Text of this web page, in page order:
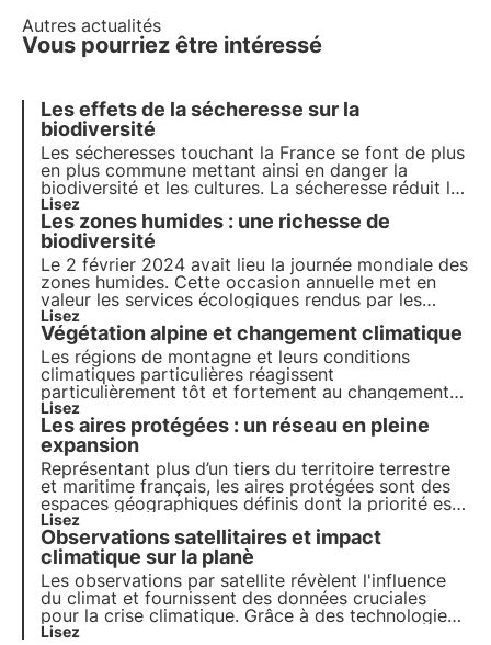
Autres actualités
Vous pourriez être intéressé
Les effets de la sécheresse sur la
biodiversité
Les sécheresses touchant la France se font de plus
en plus commune mettant ainsi en danger la
biodiversité et les cultures. La sécheresse réduit la
végétation et donc cela amène à moins de
ressource de nectar pour les pollinisateurs.
Lisez
Les zones humides : une richesse de
biodiversité
Le 2 février 2024 avait lieu la journée mondiale des
zones humides. Cette occasion annuelle met en
valeur les services écologiques rendus par les
nombreux territoires concernés. Mais à quoi
correspond ce terme ? Quels intérêts pour la
biodiversité ? Les réponses dans cet article.
Lisez
Végétation alpine et changement climatique
Les régions de montagne et leurs conditions
climatiques particulières réagissent
particulièrement tôt et fortement au changement
climatique global. Les changements de
température, de précipitations, d'eau de fonte et
de stock de permafrost, ainsi que les mouvements
du sol, influencent durablement la distribution des
plantes.
Lisez
Les aires protégées : un réseau en pleine
expansion
Représentant plus d’un tiers du territoire terrestre
et maritime français, les aires protégées sont des
espaces géographiques définis dont la priorité est
le développement durable. Plus d’explications dans
cet article.
Lisez
Observations satellitaires et impact
climatique sur la planè
Les observations par satellite révèlent l'influence
du climat et fournissent des données cruciales
pour la crise climatique. Grâce à des technologies
avancées et des collaborations internationales, les
Lisez